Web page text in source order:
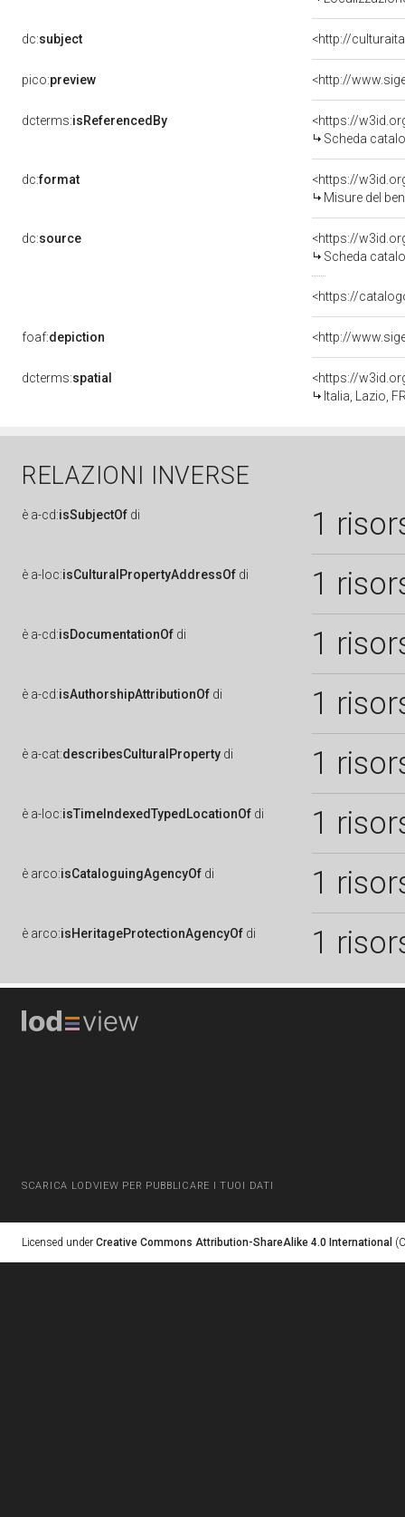
dc:subject <http://
pico:preview
dcterms:isReferencedBy
<https://
Scheda
dc:format
<https://
Misure del
dc:source
<https://
Scheda
<https://
foaf:depiction
dcterms:spatial
<https://
Italia, Lazio,
RELAZIONI INVERSE
è a-cd:isSubjectOf di 1
è a-loc:isCulturalPropertyAddressOf di 1
è a-cd:isDocumentationOf di 1
è a-cd:isAuthorshipAttributionOf di 1
è a-cat:describesCulturalProperty di 1
è a-loc:isTimeIndexedTypedLocationOf di 1
è arco:isCataloguingAgencyOf di 1
è arco:isHeritageProtectionAgencyOf di 1
SCARICA LODVIEW PER PUBBLICARE I TUOI DATI
Licensed under Creative Commons Attribution-ShareAlike 4.0 International